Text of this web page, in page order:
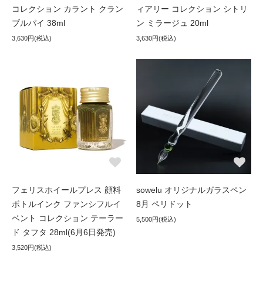
コレクション カラント クラン
ブルパイ 38ml
3,630円(税込)
ィアリー コレクション シトリ
ン ミラージュ 20ml
3,630円(税込)
フェリスホイールプレス 顔料
ボトルインク ファンシフルイ
ベント コレクション テーラー
ド タフタ 28ml(6月6日発売)
3,520円(税込)
sowelu オリジナルガラスペン
8月 ペリドット
5,500円(税込)